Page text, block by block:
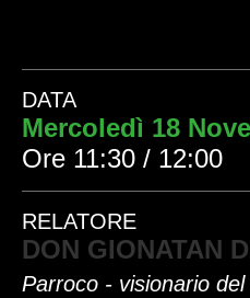
DATA
Mercoledì 18
Ore 11:30 / 12:00
RELATORE
DON GIONATAN
Parroco - visionario